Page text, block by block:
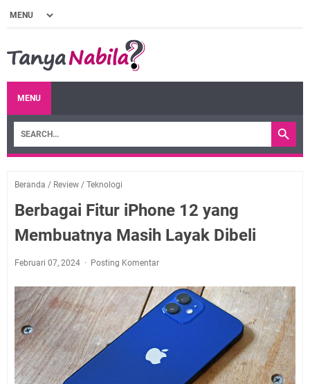
MENU
Beranda / Review / Teknologi
Berbagai Fitur iPhone 12 yang
Membuatnya Masih Layak Dibeli
Februari 07, 2024 Posting Komentar